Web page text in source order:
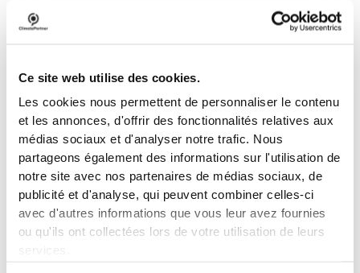
Ce site web utilise des cookies.
Les cookies nous permettent de personnaliser le contenu
et les annonces, d'offrir des fonctionnalités relatives aux
médias sociaux et d'analyser notre trafic. Nous
partageons également des informations sur l'utilisation de
notre site avec nos partenaires de médias sociaux, de
publicité et d'analyse, qui peuvent combiner celles-ci
avec d'autres informations que vous leur avez fournies
ou qu'ils ont collectées lors de votre utilisation de leurs
services.
Toute entreprise, même la plus soucieuse de durabilité et de
préservation des ressources, génère des émissions de CO2.
suppression. Les émissions incompressibles résiduelles seront
quant à elles compensées par un projet de protection du climat.
L’entreprise devient ainsi ainsi compensée en carbone, et
contribue à l'objectif de neutralité carbone à une échelle
territoriale, voire globale.
Une enquête réalisée par PwC en 2015 sur la protection du
climat et le comportement des consommateurs a montré que
pour 80% des Allemands, une attitude écologique est un critère
important pour le choix d’une entreprise. La protection du climat